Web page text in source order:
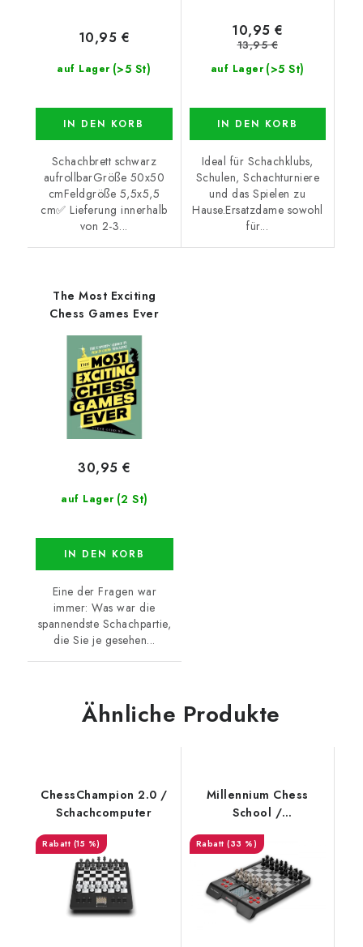
auf Lager (>5 St)
10,95 €
IN DEN KORB
Schachbrett schwarz
aufrollbarGröße 50x50
cmFeldgröße 5,5x5,5
cm✅ Lieferung innerhalb
von 2-3...
auf Lager (>5 St)
10,95 €
13,95 €
IN DEN KORB
Ideal für Schachklubs,
Schulen, Schachturniere
und das Spielen zu
Hause.Ersatzdame sowohl
für...
The Most Exciting
Chess Games Ever
auf Lager (2 St)
30,95 €
IN DEN KORB
Eine der Fragen war
immer: Was war die
spannendste Schachpartie,
die Sie je gesehen...
Ähnliche Produkte
ChessChampion 2.0 /
Schachcomputer
(15 %)
Millennium Chess
School /
(33 %)